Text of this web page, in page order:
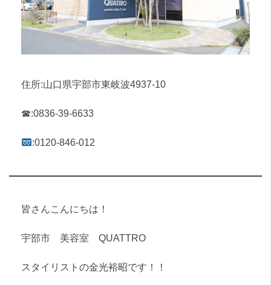
住所:山口県宇部市東岐波4937-10
☎︎:0836-39-6633
:0120-846-012
皆さんこんにちは！
宇部市 美容室 QUATTRO
スタイリストの金光裕昭です！！